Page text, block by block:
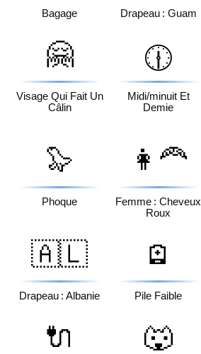
Bagage Drapeau : Guam
🤗
Visage Qui Fait Un
Câlin
🕧
Midi/minuit Et
Demie
🦭
Phoque
👩‍🦰
Femme : Cheveux
Roux
🇦🇱
Drapeau : Albanie
🪫
Pile Faible
🔌 🐺